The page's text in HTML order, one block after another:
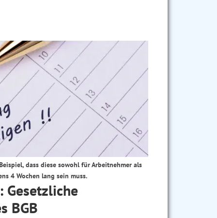
dass diese sowohl für Arbeitnehmer als
4 Wochen lang sein muss.
Gesetzliche
BGB